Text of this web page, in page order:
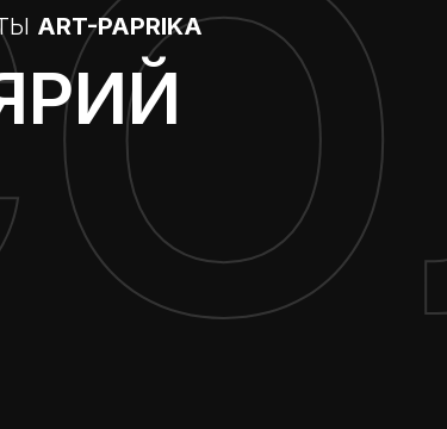
ART-PAPRIKA